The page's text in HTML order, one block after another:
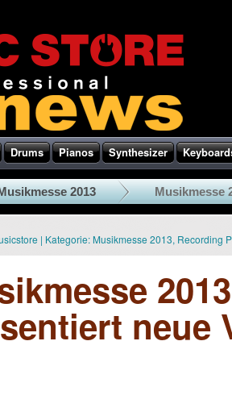
Drums Pianos Synthesizer
2013 Musikmesse
| Kategorie:Musikmesse 2013, Recording
neue